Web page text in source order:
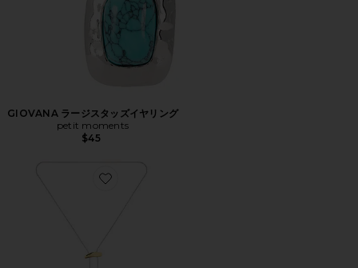
GIOVANA ラージスタッズイヤリング
petit moments
$45
Favorite LAUREN ラリエットネックレス